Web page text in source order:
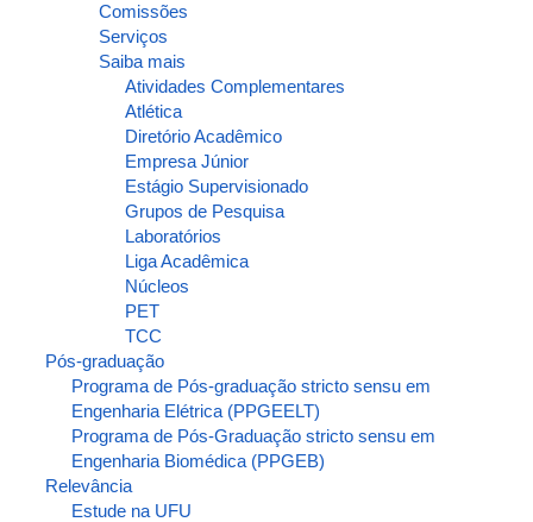
Comissões
Serviços
Saiba mais
Atividades Complementares
Atlética
Diretório Acadêmico
Empresa Júnior
Estágio Supervisionado
Grupos de Pesquisa
Laboratórios
Liga Acadêmica
Núcleos
PET
TCC
Pós-graduação
Programa de Pós-graduação stricto sensu em
Engenharia Elétrica (PPGEELT)
Programa de Pós-Graduação stricto sensu em
Engenharia Biomédica (PPGEB)
Relevância
Estude na UFU